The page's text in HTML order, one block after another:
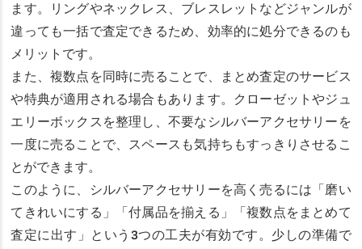
ます。リングやネックレス、ブレスレットなどジャンルが
違っても一括で査定できるため、効率的に処分できるのも
メリットです。
また、複数点を同時に売ることで、まとめ査定のサービス
や特典が適用される場合もあります。クローゼットやジュ
エリーボックスを整理し、不要なシルバーアクセサリーを
一度に売ることで、スペースも気持ちもすっきりさせるこ
とができます。
このように、シルバーアクセサリーを高く売るには「磨い
てきれいにする」「付属品を揃える」「複数点をまとめて
査定に出す」という3つの工夫が有効です。少しの準備で